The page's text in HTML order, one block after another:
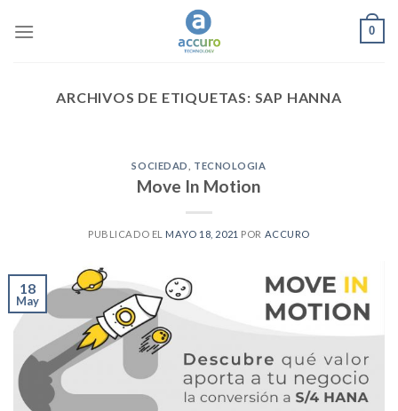
0
ARCHIVOS DE ETIQUETAS: SAP HANNA
SOCIEDAD TECNOLOGIA
Move In Motion
PUBLICADO EL MAYO 18, 2021 POR ACCURO
18
May